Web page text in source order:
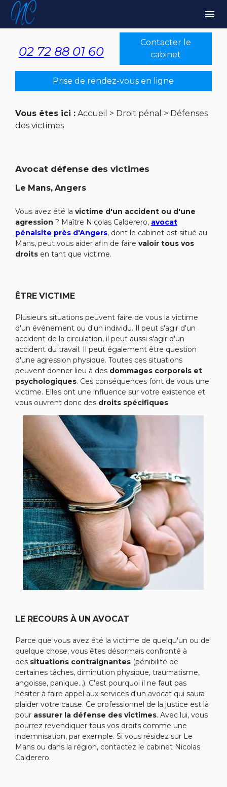
menu
02 72 88 01 60
Contacter le
cabinet
Prise de rendez-vous en ligne
Vous êtes ici : Accueil > Droit pénal > Défenses
des victimes
Avocat défense des victimes
Le Mans, Angers
Vous avez été la victime d'un accident ou d'une
agression ? Maître Nicolas Calderero, avocat
pénalsite près d'Angers, dont le cabinet est situé au
Mans, peut vous aider afin de faire valoir tous vos
droitsen tant que victime.
ÊTRE VICTIME
Plusieurs situations peuvent faire de vous la victime
d'un événement ou d'un individu. Il peut s'agir d'un
accident de la circulation, il peut aussi s'agir d'un
accident du travail. Il peut également être question
d'une agression physique. Toutes ces situations
peuvent donner lieu à des dommages corporels et
psychologiques. Ces conséquences font de vous une
victime. Elles ont une influence sur votre existence et
vous ouvrent donc des droits spécifiques.
LE RECOURS À UN AVOCAT
Parce que vous avez été la victime de quelqu'un ou de
quelque chose, vous êtes désormais confronté à
des situations contraignantes (pénibilité de
certaines tâches, diminution physique, traumatisme,
angoisse, panique...). C'est pourquoi il ne faut pas
hésiter à faire appel aux services d'un avocat qui saura
plaider votre cause. Ce professionnel de la justice est là
pour assurer la défense des victimes. Avec lui, vous
pourrez revendiquer tous vos droits comme une
indemnisation, par exemple. Si vous résidez sur Le
Mans ou dans la région, contactez le cabinet Nicolas
Calderero.
Panneau de gestion des cookies